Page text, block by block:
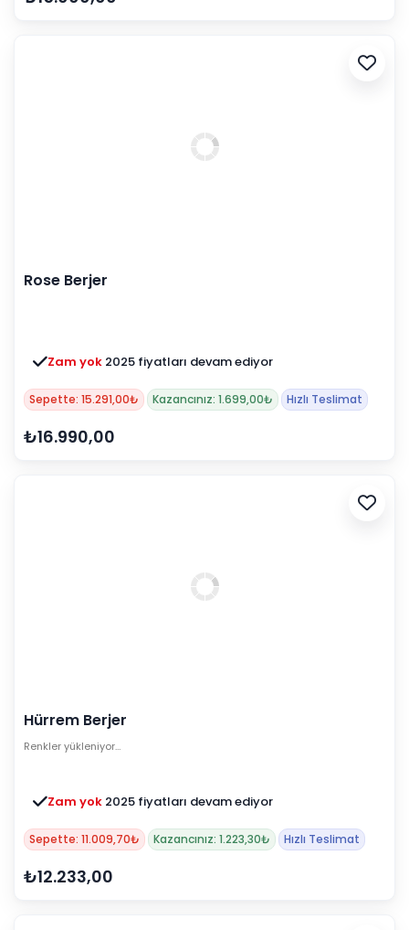
Rose Berjer
Zam yok 2025 fiyatları devam ediyor
Sepette: 15.291,00₺ Kazancınız: 1.699,00₺ Hızlı Teslimat
₺16.990,00
Hürrem Berjer
Renkler yükleniyor…
Zam yok 2025 fiyatları devam ediyor
Sepette: 11.009,70₺ Kazancınız: 1.223,30₺ Hızlı Teslimat
₺12.233,00